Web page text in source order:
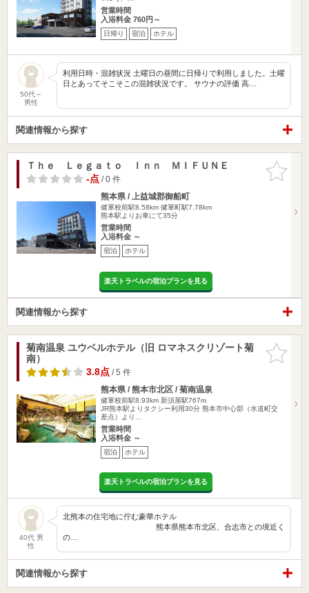
営業時間
入浴料金 760円～
日帰り 宿泊 ホテル
50代～
男性
利用日時・混雑状況 土曜日の昼間に日帰りで利用しました。土曜
日とあってそこそこの混雑状況です。 サウナの評価 高…
関連情報から探す
お気に入
りに追加
Ｔｈｅ Ｌｅｇａｔｏ Ｉｎｎ ＭＩＦＵＮＥ
-点/ 0 件
熊本県 / 上益城郡御船町
健軍校前駅8.58km 健軍町駅7.78km
熊本駅よりお車にて35分
営業時間
入浴料金 ～
宿泊 ホテル
楽天トラベルの宿泊プランを見る
関連情報から探す
お気に入
りに追加
菊南温泉 ユウベルホテル（旧 ロマネスクリゾート菊
南）
3.8点/ 5 件
熊本県 / 熊本市北区 / 菊南温泉
健軍校前駅8.93km 新須屋駅767m
JR熊本駅よりタクシー利用30分 熊本市中心部（水道町交
差点）より…
営業時間
入浴料金 ～
宿泊 ホテル
楽天トラベルの宿泊プランを見る
40代 男
性
北熊本の住宅地に佇む豪華ホテル
熊本県熊本市北区、合志市との境近く
の…
関連情報から探す